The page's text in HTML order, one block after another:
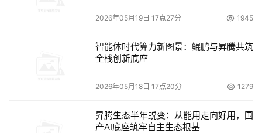
2026年05月19日 17点27分 1945
智能体时代算力新图景：鲲鹏与昇腾共筑
全栈创新底座
2026年05月18日 17点20分 1279
昇腾生态半年蜕变：从能用走向好用，国
产AI底座筑牢自主生态根基